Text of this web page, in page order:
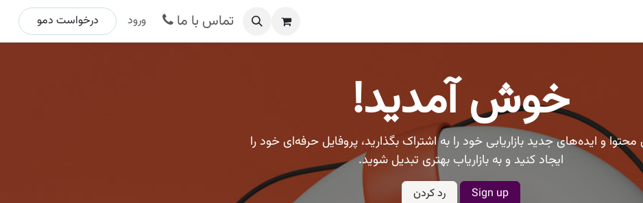
تماس با ما ورود درخواست د​​​​مو ​​​​​​​​​​
خوش آمدید!
محتوا و ایده‌های جدید بازاریابی خود را به اشتراک بگذارید، پروفایل حرفه‌ای خود را
ایجاد کنید و به بازاریاب بهتری تبدیل شوید.
Sign up رد کردن